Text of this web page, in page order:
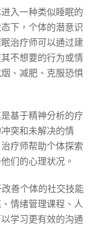
入一种类似睡眠的
下，个体的潜意识
治疗师可以通过建
不想要的行为或情
、减肥、克服恐惧
基于精神分析的疗
突和未解决的情
疗师帮助个体探索
们的心理状况。
善个体的社交技能
情绪管理课程、人
学习更有效的沟通